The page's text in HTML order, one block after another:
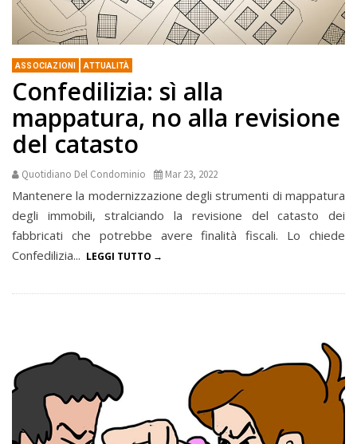
ASSOCIAZIONI ATTUALITÀ
Confedilizia: sì alla
mappatura, no alla revisione
del catasto
Quotidiano Del Condominio Mar 23, 2022
Mantenere la modernizzazione degli strumenti di mappatura
degli immobili, stralciando la revisione del catasto dei
fabbricati che potrebbe avere finalità fiscali. Lo chiede
Confedilizia... LEGGI TUTTO